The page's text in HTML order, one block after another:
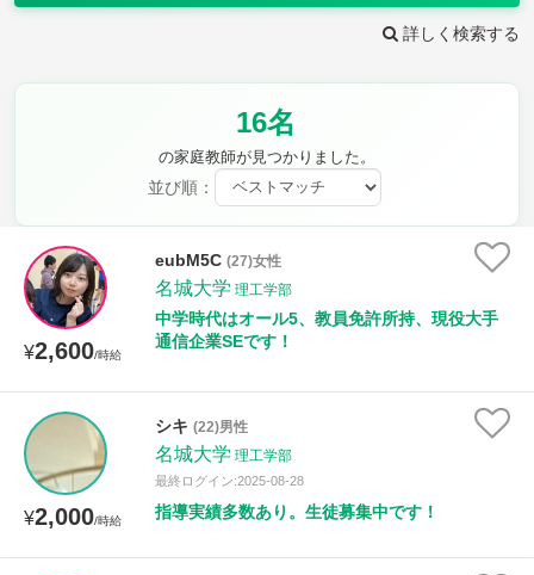
詳しく検索する
16名
の家庭教師が見つかりました。
並び順：
¥2,600/時給
eubM5C (27)女性
名城大学 理工学部
中学時代はオール5、教員免許所持、現役大手
通信企業SEです！
¥2,000/時給
シキ (22)男性
名城大学 理工学部
最終ログイン:2025-08-28
指導実績多数あり。生徒募集中です！
教科
図画工作
時給：¥1,000 ～ ¥10,000
授業可能日
火曜日 水曜日
所属大学
年齢：18-101歳